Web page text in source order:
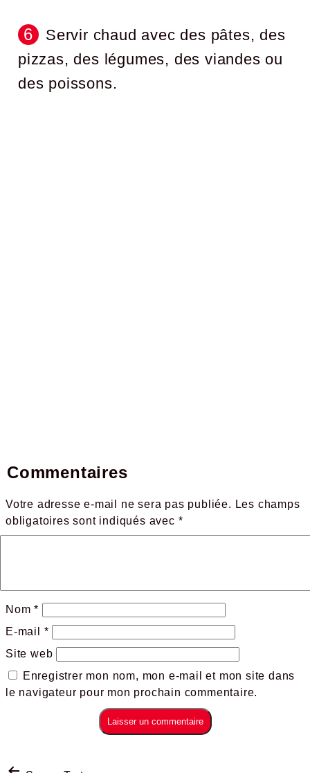
Servir chaud avec des pâtes, des
pizzas, des légumes, des viandes ou
des poissons.
Commentaires
Votre adresse e-mail ne sera pas publiée. Les champs
obligatoires sont indiqués avec *
Nom*
E-mail *
Site web
Enregistrer mon nom, mon e-mail et mon site dans
le navigateur pour mon prochain commentaire.